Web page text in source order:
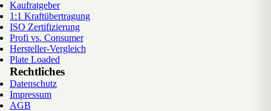
Kaufratgeber
1:1 Kraftübertragung
ISO Zertifizierung
Profi vs. Consumer
Hersteller-Vergleich
Plate Loaded
Rechtliches
Datenschutz
Impressum
AGB